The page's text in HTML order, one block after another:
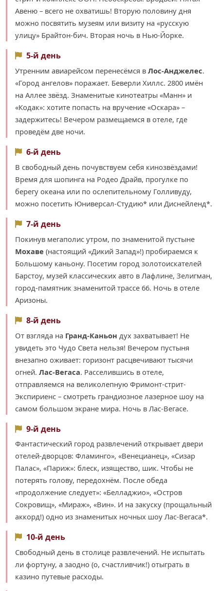
Авеню – всего не охватишь! Вторую половину дня
можно посвятить музеям или визиту на «русскую
улицу» Брайтон-бич. Вторая ночь в Нью-Йорке.
5-й день
Утренним авиарейсом перенесёмся в Лос-Анджелес.
«Город ангелов» поражает. Беверли Хиллс. 2800 имён
на Аллее звёзд. Знаменитые кинотеатры «Манн» и
«Кодак»: хотите попасть на вручение «Оскара» –
задержитесь! Вечером размещаемся в отеле, где
проведём две ночи.
6-й день
В свободный день почувствуем себя кинозвёздами!
Время для шопинга на Родео Драйв, прогулке по
берегу океана или по ослепительному Голливуду,
можно посетить Юниверсал-Студию* или Диснейленд*.
7-й день
Покинув мегаполис утром, по знаменитой пустыне
Мохаве (настоящий «Дикий Запад»!) пробираемся к
Большому каньону. Посетим город золотоискателей
Барстоу, музей классических авто в Лафлине, Зелигман,
город-памятник знаменитой трассе 66. Ночь в отеле
Аризоны.
8-й день
От взгляда на Гранд-Каньон дух захватывает! Не
увидеть это Чудо Света нельзя! Вечером пустыня
внезапно оживает: горизонт расцвечивают тысячи
огней. Лас-Вегаса. Расселившись в отеле,
отправляемся на великолепную Фримонт-стрит-
Экспириенс – смотреть грандиозное лазерное шоу на
самом большом экране мира. Ночь в Лас-Вегасе.
9-й день
Фантастический город развлечений открывает двери
отелей-дворцов: Фламинго», «Венецианец», «Сизар
Палас», «Париж»: блеск, изящество, шик. Чтобы не
потерять голову, передохнём. После обеда
«продолжение следует»: «Белладжио», «Остров
Сокровищ», «Мираж», «Вин». И на закуску (прощальный
аккорд!) одно из знаменитых ночных шоу Лас-Вегаса*.
10-й день
Свободный день в столице развлечений. Не испытать
ли фортуну, а заодно (о, счастливчик!) отыграть в
казино путевые расходы.